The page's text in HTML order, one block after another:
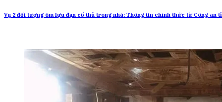
Vụ 2 đối tượng ôm lựu đạn cố thủ trong nhà: Thông tin chính thức từ Công an